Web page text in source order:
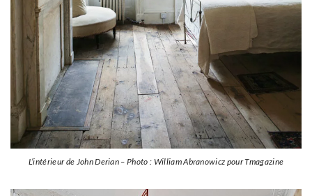
L’intérieur de John Derian – Photo : William Abranowicz pour Tmagazine